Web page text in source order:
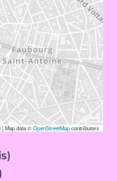
|Map data ©OpenStreetMapcontributors